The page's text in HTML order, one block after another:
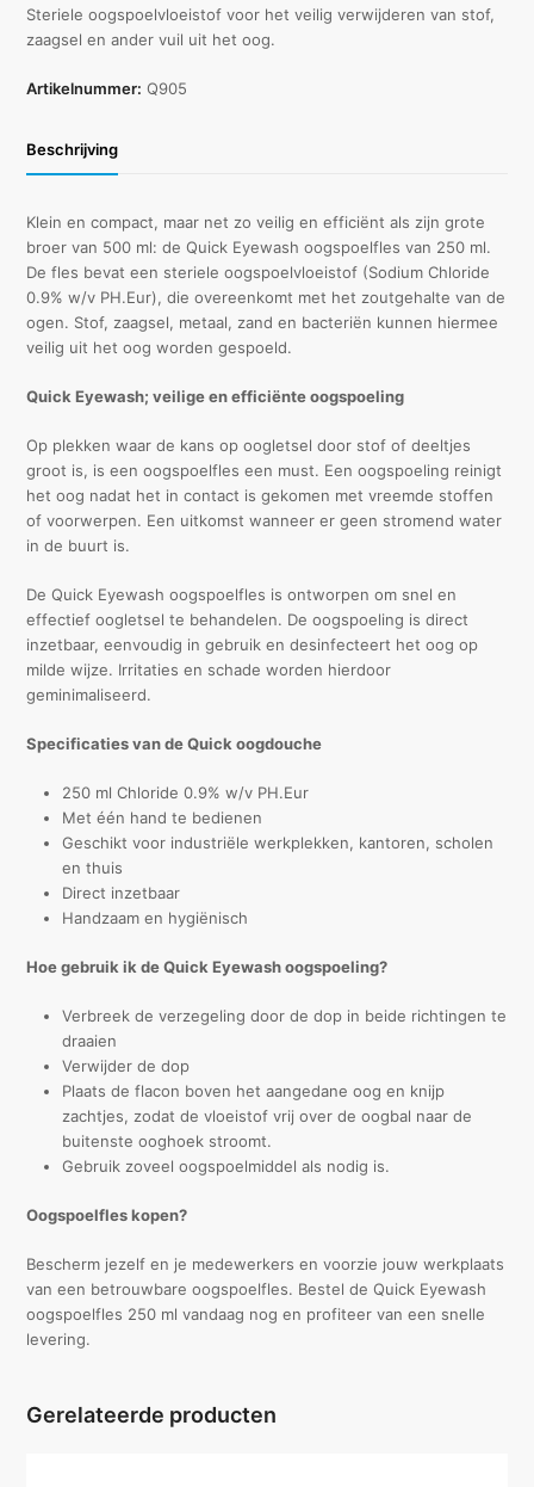
ml
aantal
Steriele oogspoelvloeistof voor het veilig verwijderen van stof,
zaagsel en ander vuil uit het oog.
Artikelnummer: Q905
Beschrijving
Klein en compact, maar net zo veilig en efficiënt als zijn grote
broer van 500 ml: de Quick Eyewash oogspoelfles van 250 ml.
De fles bevat een steriele oogspoelvloeistof (Sodium Chloride
0.9% w/v PH.Eur), die overeenkomt met het zoutgehalte van de
ogen. Stof, zaagsel, metaal, zand en bacteriën kunnen hiermee
veilig uit het oog worden gespoeld.
Quick Eyewash; veilige en efficiënte oogspoeling
Op plekken waar de kans op oogletsel door stof of deeltjes
groot is, is een oogspoelfles een must. Een oogspoeling reinigt
het oog nadat het in contact is gekomen met vreemde stoffen
of voorwerpen. Een uitkomst wanneer er geen stromend water
in de buurt is.
De Quick Eyewash oogspoelfles is ontworpen om snel en
effectief oogletsel te behandelen. De oogspoeling is direct
inzetbaar, eenvoudig in gebruik en desinfecteert het oog op
milde wijze. Irritaties en schade worden hierdoor
geminimaliseerd.
Specificaties van de Quick oogdouche
250 ml Chloride 0.9% w/v PH.Eur
Met één hand te bedienen
Geschikt voor industriële werkplekken, kantoren, scholen
en thuis
Direct inzetbaar
Handzaam en hygiënisch
Hoe gebruik ik de Quick Eyewash oogspoeling?
Verbreek de verzegeling door de dop in beide richtingen te
draaien
Verwijder de dop
Plaats de flacon boven het aangedane oog en knijp
zachtjes, zodat de vloeistof vrij over de oogbal naar de
buitenste ooghoek stroomt.
Gebruik zoveel oogspoelmiddel als nodig is.
Oogspoelfles kopen?
Bescherm jezelf en je medewerkers en voorzie jouw werkplaats
van een betrouwbare oogspoelfles. Bestel de Quick Eyewash
oogspoelfles 250 ml vandaag nog en profiteer van een snelle
levering.
Gerelateerde producten